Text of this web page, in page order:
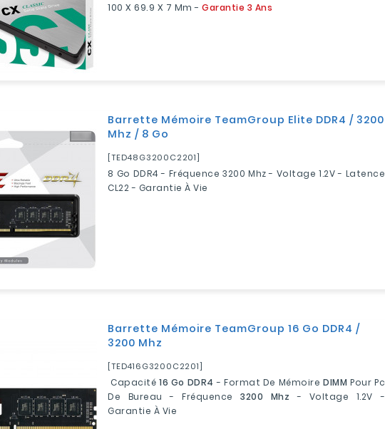
100 X 69.9 X 7 Mm -Garantie 3 Ans
Barrette Mémoire TeamGroup Elite DDR4 / 3200
Mhz / 8 Go
[TED48G3200C2201]
8 Go DDR4 - Fréquence 3200 Mhz - Voltage 1.2V - Latence
CL22 - Garantie À Vie
Barrette Mémoire TeamGroup 16 Go DDR4 /
3200 Mhz
[TED416G3200C2201]
Capacité16 Go DDR4 - Format De MémoireDIMM Pour Pc
De Bureau - Fréquence3200 Mhz - Voltage 1.2V -
Garantie À Vie